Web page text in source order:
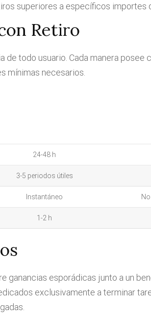
superiores a específicos importes
Retiro
todo usuario. Cada manera posee
mínimas necesarios.
24-48 h
3-5 periodos útiles
Instantáneo
1-2 h
ganancias esporádicas junto a un
exclusivamente a terminar